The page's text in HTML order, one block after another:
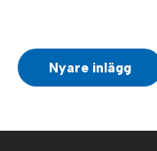
Nyare inlägg